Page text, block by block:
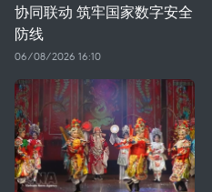
协同联动 筑牢国家数字安全
防线
06/08/2026 16:10